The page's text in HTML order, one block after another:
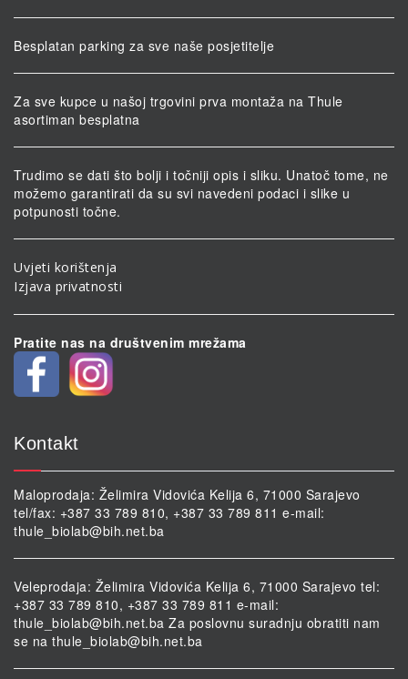
Besplatan parking za sve naše posjetitelje
Za sve kupce u našoj trgovini prva montaža na Thule
asortiman besplatna
Trudimo se dati što bolji i točniji opis i sliku. Unatoč tome, ne
možemo garantirati da su svi navedeni podaci i slike u
potpunosti točne.
Uvjeti korištenja
Izjava privatnosti
Pratite nas na društvenim mrežama
Kontakt
Maloprodaja: Želimira Vidovića Kelija 6, 71000 Sarajevo
tel/fax: +387 33 789 810, +387 33 789 811 e-mail:
thule_biolab@bih.net.ba
Veleprodaja: Želimira Vidovića Kelija 6, 71000 Sarajevo tel:
+387 33 789 810, +387 33 789 811 e-mail:
thule_biolab@bih.net.ba Za poslovnu suradnju obratiti nam
se na thule_biolab@bih.net.ba